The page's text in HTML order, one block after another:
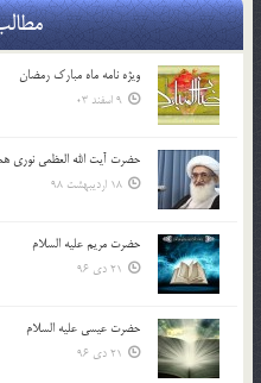
ویژه نامه ماه مبارک رمضان
9 اسفند 03
حضرت آیت الله العظمی نوری
18 اردیبهشت 98
حضرت مریم علیه السلام
21 دی 96
حضرت عیسی علیه السلام
21 دی 96